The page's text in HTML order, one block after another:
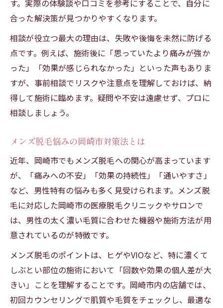
す。実際の体験談や口コミを参考にすることで、自分に
合った解決策が見つかりやすくなります。
相談が役立つ最大の理由は、失敗や後悔を未然に防げる
点です。例えば、施術後に「思っていたより痛みが強か
った」「効果が感じられなかった」といった声もありま
すが、事前相談でリスクや注意点を理解しておけば、納
得して施術に臨めます。疑問や不安は遠慮せず、プロに
相談しましょう。
メンズ脱毛悩みの岡崎市対策法とは
近年、岡崎市でもメンズ脱毛への関心が高まっています
が、「痛みへの不安」「効果の持続性」「通いやすさ」
など、男性特有の悩みも多く見受けられます。メンズ脱
毛に対応した岡崎市の医療脱毛クリニックやサロンで
は、男性の太く濃い毛質に合わせた機器や施術方法が用
意されているのが特徴です。
メンズ脱毛のポイントは、ヒゲやVIOなど、特に濃くて
しぶとい部位の施術において「回数や効果の個人差が大
きい」ことを理解することです。岡崎市内の店舗では、
初回カウンセリングで肌質や毛質をチェックし、最適な